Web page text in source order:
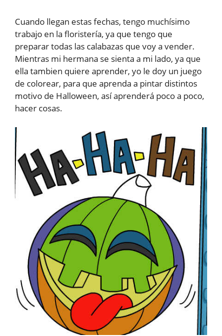
Cuando llegan estas fechas, tengo muchísimo
trabajo en la floristería, ya que tengo que
preparar todas las calabazas que voy a vender.
Mientras mi hermana se sienta a mi lado, ya que
ella tambien quiere aprender, yo le doy un juego
de colorear, para que aprenda a pintar distintos
motivo de Halloween, así aprenderá poco a poco,
hacer cosas.